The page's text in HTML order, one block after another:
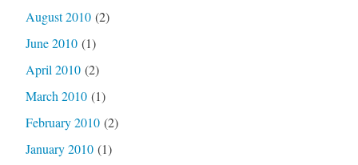
August 2010(2)
June 2010(1)
April 2010(2)
March 2010(1)
February 2010(2)
January 2010(1)